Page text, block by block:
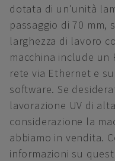
dotata di un'unità
passaggio di 70 mm,
larghezza di lavoro
macchina include un
rete via Ethernet e
software. Se
lavorazione UV di
considerazione la
abbiamo in vendita.
informazioni su